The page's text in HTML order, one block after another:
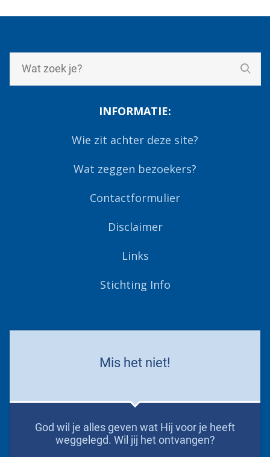
INFORMATIE:
Wie zit achter deze site?
Wat zeggen bezoekers?
Contactformulier
Disclaimer
Links
Stichting Info
Mis het niet!
God wil je alles geven wat Hij voor je heeft
weggelegd. Wil jij het ontvangen?